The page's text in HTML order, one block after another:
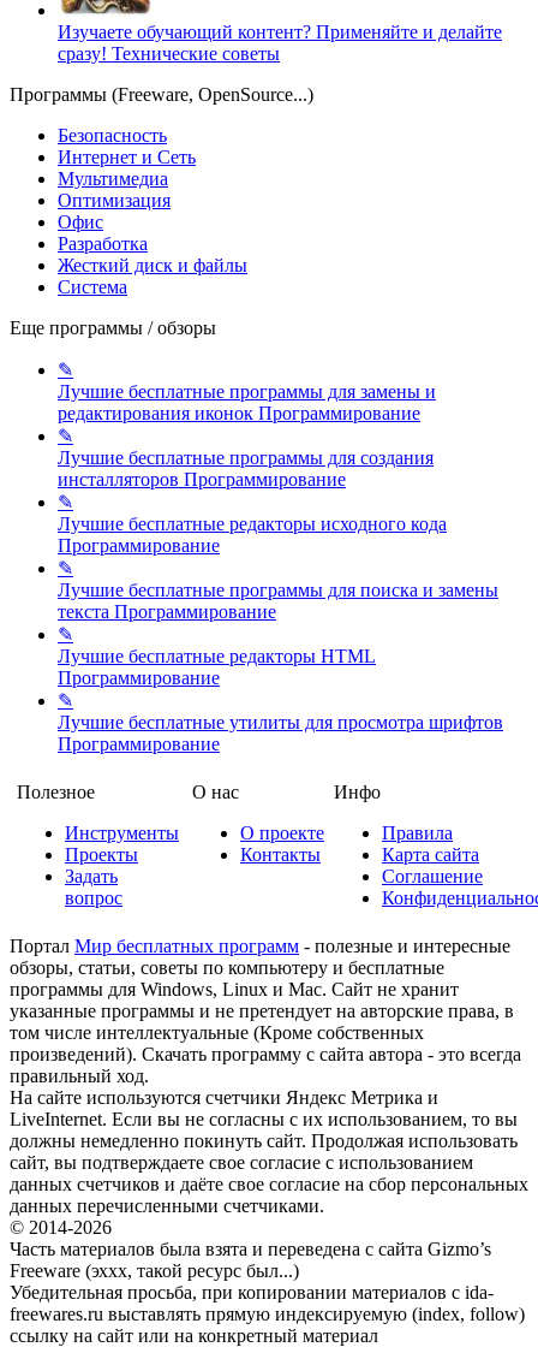
Изучаете обучающий контент? Применяйте и делайте
сразу! Технические советы
Программы (Freeware, OpenSource...)
Безопасность
Интернет и Сеть
Мультимедиа
Оптимизация
Офис
Разработка
Жесткий диск и файлы
Система
Еще программы / обзоры
✎
Лучшие бесплатные программы для замены и
редактирования иконок Программирование
✎
Лучшие бесплатные программы для создания
инсталляторов Программирование
✎
Лучшие бесплатные редакторы исходного кода
Программирование
✎
Лучшие бесплатные программы для поиска и замены
текста Программирование
✎
Лучшие бесплатные редакторы HTML
Программирование
✎
Лучшие бесплатные утилиты для просмотра шрифтов
Программирование
Полезное
Инструменты
Проекты
Задать
вопрос
О нас
О проекте
Контакты
Инфо
Правила
Карта сайта
Соглашение
Портал Мир бесплатных программ - полезные и интересные
обзоры, статьи, советы по компьютеру и бесплатные
программы для Windows, Linux и Mac. Сайт не хранит
указанные программы и не претендует на авторские права, в
том числе интеллектуальные (Кроме собственных
произведений). Скачать программу с сайта автора - это всегда
правильный ход.
На сайте используются счетчики Яндекс Метрика и
LiveInternet. Если вы не согласны с их использованием, то вы
должны немедленно покинуть сайт. Продолжая использовать
сайт, вы подтверждаете свое согласие с использованием
данных счетчиков и даёте свое согласие на сбор персональных
данных перечисленными счетчиками.
© 2014-2026
Часть материалов была взята и переведена с сайта Gizmo’s
Freeware (эххх, такой ресурс был...)
Убедительная просьба, при копировании материалов с ida-
freewares.ru выставлять прямую индексируемую (index, follow)
ссылку на сайт или на конкретный материал